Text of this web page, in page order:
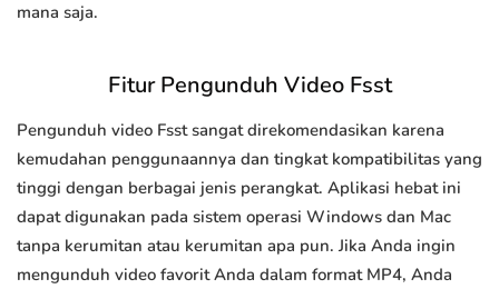
mana saja.
Fitur Pengunduh Video Fsst
Pengunduh video Fsst sangat direkomendasikan karena
kemudahan penggunaannya dan tingkat kompatibilitas yang
tinggi dengan berbagai jenis perangkat. Aplikasi hebat ini
dapat digunakan pada sistem operasi Windows dan Mac
tanpa kerumitan atau kerumitan apa pun. Jika Anda ingin
mengunduh video favorit Anda dalam format MP4, Anda